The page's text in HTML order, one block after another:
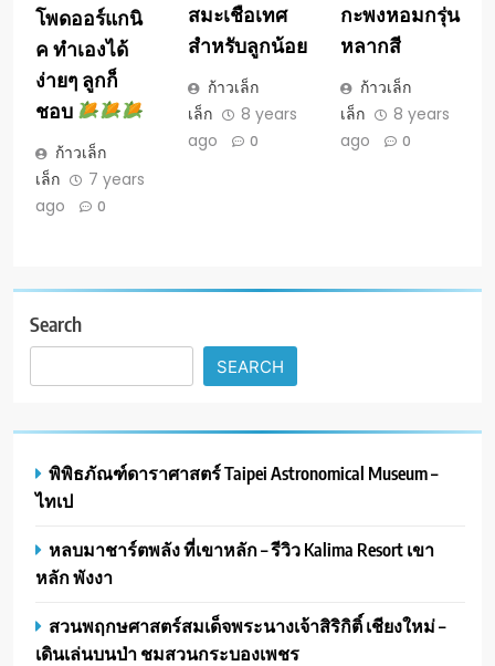
โพดออร์แกนิ
ค ทำเองได้
ง่ายๆ ลูกก็
ชอบ
ก้าวเล็ก
เล็ก
7 years
ago
0
สมะเชือเทศ
สำหรับลูกน้อย
ก้าวเล็ก
เล็ก
8 years
ago
0
กะพงหอมกรุ่น
หลากสี
ก้าวเล็ก
เล็ก
8 years
ago
0
Search
SEARCH
พิพิธภัณฑ์ดาราศาสตร์ Taipei Astronomical Museum –
ไทเป
หลบมาชาร์ตพลัง ที่เขาหลัก – รีวิว Kalima Resort เขา
หลัก พังงา
สวนพฤกษศาสตร์สมเด็จพระนางเจ้าสิริกิติ์ เชียงใหม่ –
เดินเล่นบนป่า ชมสวนกระบองเพชร